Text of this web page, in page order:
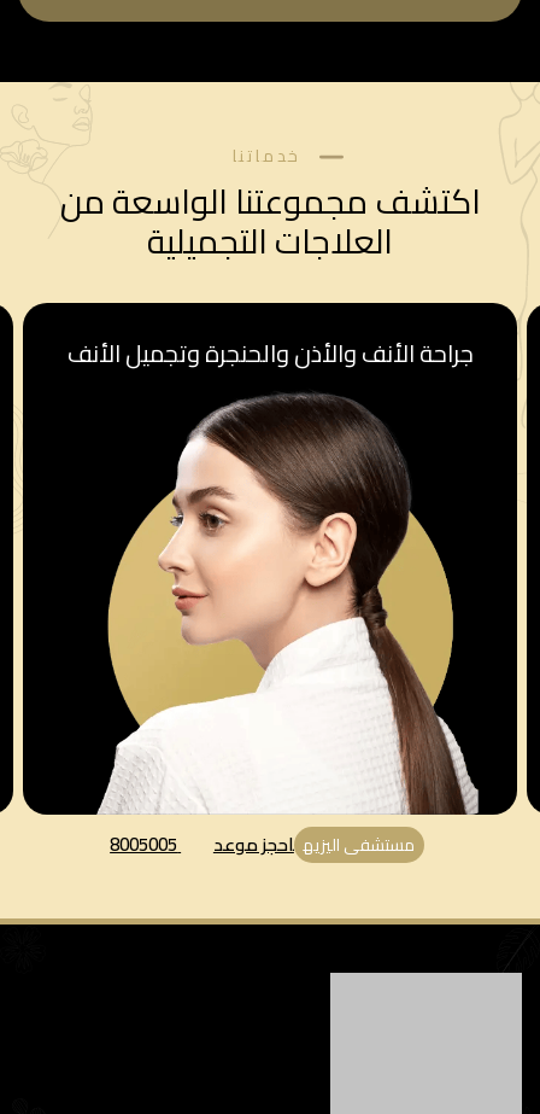
خدماتنا
اكتشف مجموعتنا الواسعة من
العلاجات التجميلية
قسم أمراض النساء والولادة
مستشفى اليزيه احجز موعد 8005005